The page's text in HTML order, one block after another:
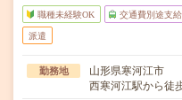
職種未経験OK 交通費別途支給
派遣
勤務地
山形県寒河江市
西寒河江駅から徒